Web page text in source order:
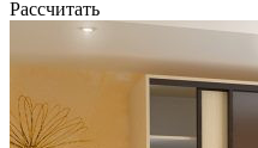
Рассчитать